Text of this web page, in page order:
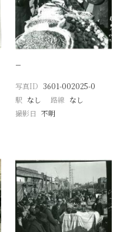
−
写真ID 3601-002025-0
駅 なし 路線 なし
撮影日 不明